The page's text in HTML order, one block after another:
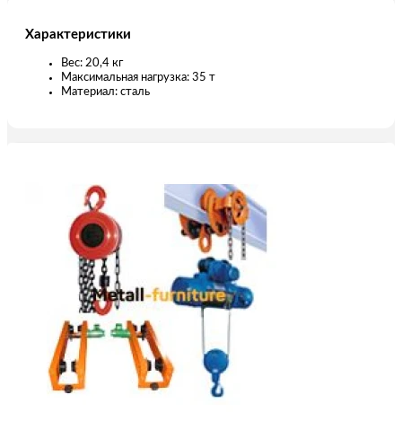
Характеристики
Вес: 20,4 кг
Максимальная нагрузка: 35 т
Материал: сталь